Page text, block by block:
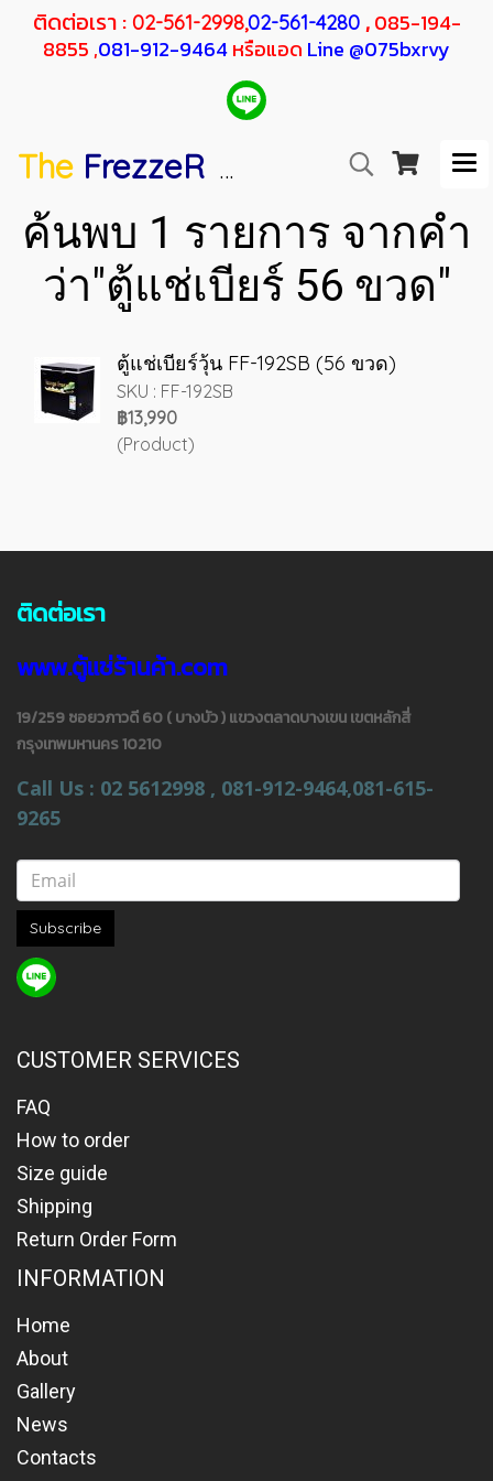
ติดต่อเรา : 02-561-2998,02-561-4280 ,085-194-
8855 ,081-912-9464หรือแอด Line @075bxrvy
The FrezzeR SANDEN F RESHER
ค้นพบ 1 รายการ จากคำ
ว่า"ตู้แช่เบียร์ 56 ขวด"
ตู้แช่เบียร์วุ้น FF-192SB (56 ขวด)
SKU : FF-192SB
฿13,990
(Product)
ติดต่อเรา
www.ตู้แช่ร้านค้า.com
19/259 ซอยวภาวดี 60 ( บางบัว ) แขวงตลาดบางเขน เขตหลักสี่
กรุงเทพมหานคร 10210
Call Us : 02 5612998 , 081-912-9464,081-615-
9265
Subscribe
CUSTOMER SERVICES
FAQ
How to order
Size guide
Shipping
Return Order Form
INFORMATION
Home
About
Gallery
News
Contacts